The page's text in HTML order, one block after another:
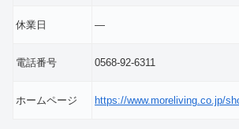
休業日 ―
電話番号 0568-92-6311
ホームページ https://www.moreliving.co.jp/